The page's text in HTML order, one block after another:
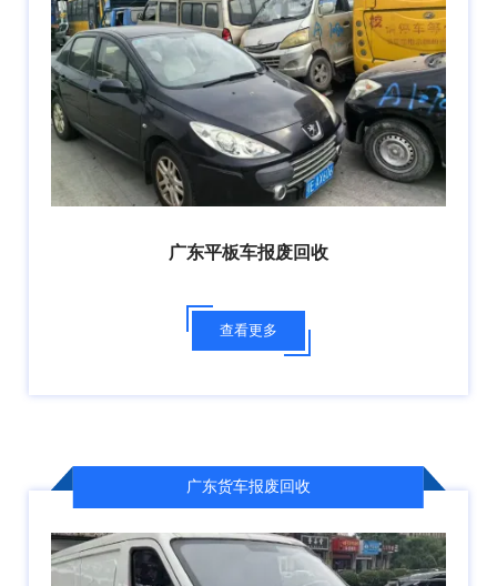
广东平板车报废回收
查看更多
广东货车报废回收